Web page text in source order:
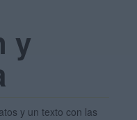
y
y un texto con las